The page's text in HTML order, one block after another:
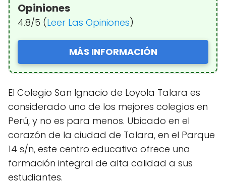
Opiniones
4.8/5 (Leer Las Opiniones)
MÁS INFORMACIÓN
El Colegio San Ignacio de Loyola Talara es
considerado uno de los mejores colegios en
Perú, y no es para menos. Ubicado en el
corazón de la ciudad de Talara, en el Parque
14 s/n, este centro educativo ofrece una
formación integral de alta calidad a sus
estudiantes.